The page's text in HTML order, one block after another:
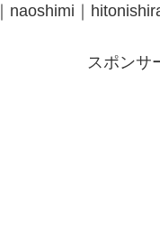
naoshimi｜
スポンサ